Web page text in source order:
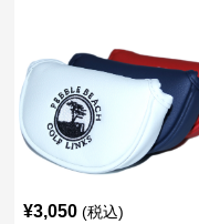
¥3,050 (税込)